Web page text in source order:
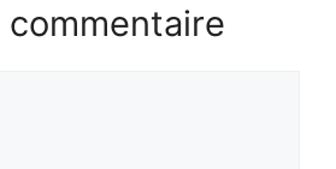
commentaire